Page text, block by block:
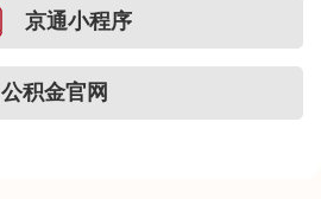
京通小程序
公积金官网